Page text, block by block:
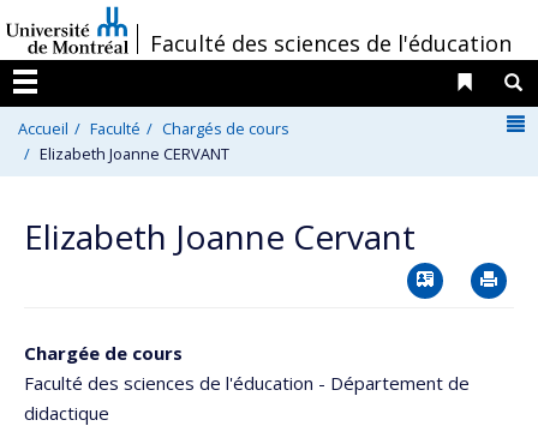
au
contenu
/Faculté des sciences de l'éducation
Menu
Liens
Accueil Faculté
Chargés de cours
Elizabeth Joanne CERVANT
Elizabeth Joanne Cervant
Vcard
Chargée de cours
Faculté des sciences de l'éducation - Département de
didactique